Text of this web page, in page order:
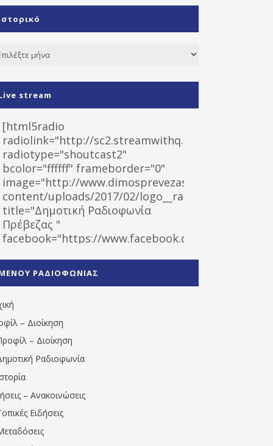
stream
[html5radio
radiolink="http://sc2.streamwithq.com:8028/
radiotype="shoutcast2"
bcolor="ffffff" frameborder="0"
image="http://www.dimosprevezas.gr/wp-
content/uploads/2017/02/logo__radiofonias.jpg"
title="Δημοτική Ραδιοφωνία
Πρέβεζας "
facebook="https://www.facebook.com/
1531194763766854/" artist="" ]
ΡΑΔΙΟΦΩΝΙΑΣ
– Διοίκηση
– Διοίκηση
Ραδιοφωνία
– Ανακοινώσεις
Ειδήσεις